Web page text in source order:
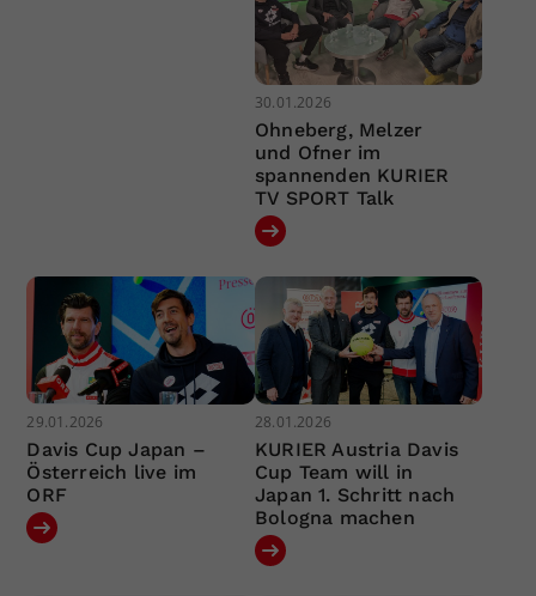
30.01.2026
Ohneberg, Melzer
und Ofner im
spannenden KURIER
TV SPORT Talk
29.01.2026
Davis Cup Japan –
Österreich live im
ORF
28.01.2026
KURIER Austria Davis
Cup Team will in
Japan 1. Schritt nach
Bologna machen